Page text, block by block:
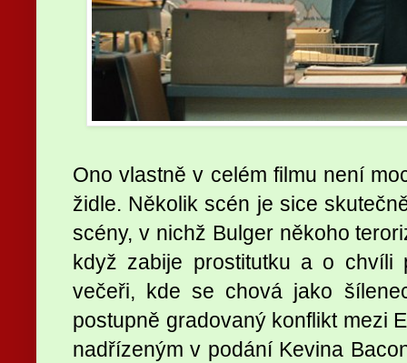
Ono vlastně v celém filmu není
židle. Několik scén je sice
scény, v nichž Bulger někoho
když zabije prostitutku a o chvíli
večeři, kde se chová jako
postupně gradovaný konflikt mezi
nadřízeným v podání Kevina